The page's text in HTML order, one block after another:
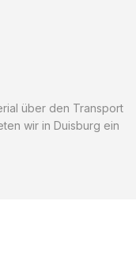
über den Transport
wir in Duisburg ein